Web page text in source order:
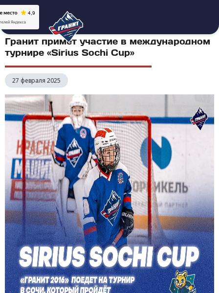
Гранит примет участие в международном
турнире «Sirius Sochi Cup»
27 февраля 2025